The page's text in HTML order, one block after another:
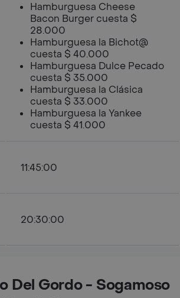
Hamburguesa Cheese
Bacon Burger cuesta $
28.000
Hamburguesa la Bichot@
cuesta $ 40.000
Hamburguesa Dulce Pecado
cuesta $ 35.000
Hamburguesa la Clásica
cuesta $ 33.000
Hamburguesa la Yankee
cuesta $ 41.000
11:45:00
20:30:00
Del Gordo - Sogamoso